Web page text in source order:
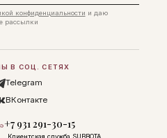
конфиденциальности и даю
рассылки
В СОЦ. СЕТЯХ
Telegram
ВКонтакте
+7 931 291-30-15